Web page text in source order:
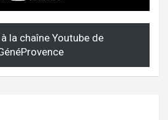
la chaîne Youtube de